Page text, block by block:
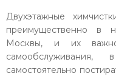
Двухэтажные
преимущественно в
Москвы, и их
самостоятельно